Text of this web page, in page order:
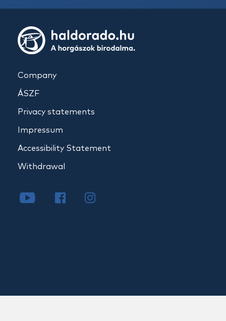
Company
ÁSZF
Privacy statements
Impressum
Accessibility Statement
Withdrawal